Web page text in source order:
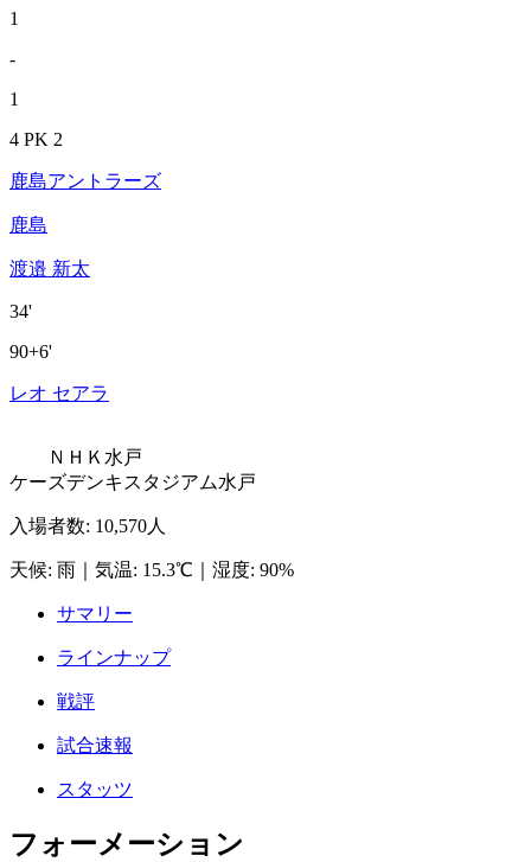
1
-
1
4 PK 2
鹿島アントラーズ
鹿島
渡邉 新太
34'
90+6'
レオ セアラ
ＮＨＫ水戸
ケーズデンキスタジアム水戸
入場者数: 10,570人
天候: 雨 気温: 15.3℃ 湿度: 90%
サマリー
ラインナップ
戦評
試合速報
スタッツ
フォーメーション